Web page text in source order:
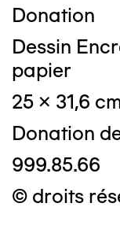
Donation
Dessin
papier
25 x 31,6
Donation
999.85.66
© droits